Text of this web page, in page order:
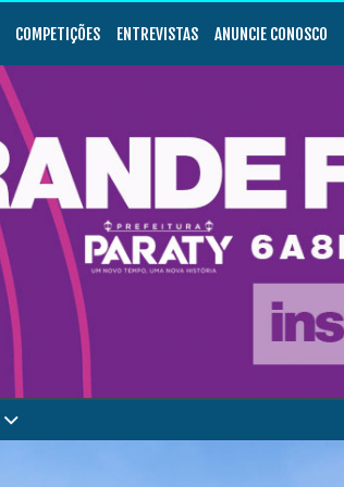
COMPETIÇÕES ENTREVISTAS ANUNCIE CONOSCO